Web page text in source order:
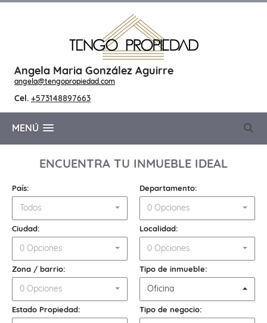
Angela Maria González Aguirre
angela@tengopropiedad.com
Cel. +573148897663
MENÚ
ENCUENTRA TU INMUEBLE IDEAL
País:
Todos
Departamento:
0 Opciones
Ciudad:
0 Opciones
Localidad:
0 Opciones
Zona / barrio:
0 Opciones
Tipo de inmueble:
Oficina
Estado Propiedad: Tipo de negocio: